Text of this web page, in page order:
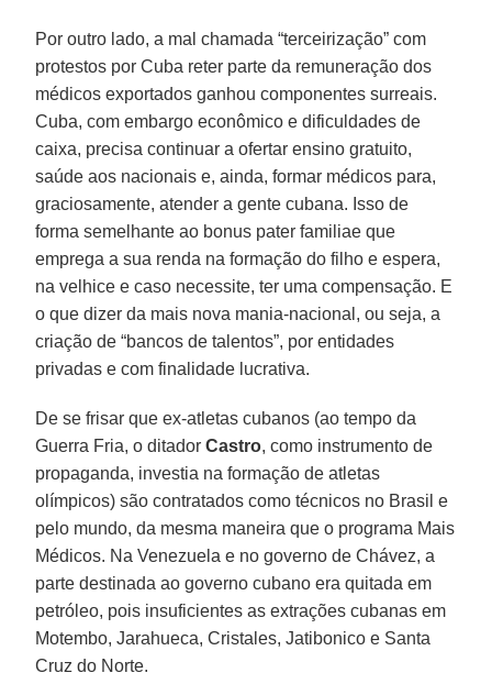
Por outro lado, a mal chamada “terceirização” com
protestos por Cuba reter parte da remuneração dos
médicos exportados ganhou componentes surreais.
Cuba, com embargo econômico e dificuldades de
caixa, precisa continuar a ofertar ensino gratuito,
saúde aos nacionais e, ainda, formar médicos para,
graciosamente, atender a gente cubana. Isso de
forma semelhante ao bonus pater familiae que
emprega a sua renda na formação do filho e espera,
na velhice e caso necessite, ter uma compensação. E
o que dizer da mais nova mania-nacional, ou seja, a
criação de “bancos de talentos”, por entidades
privadas e com finalidade lucrativa.
De se frisar que ex-atletas cubanos (ao tempo da
Guerra Fria, o ditadorCastro, como instrumento de
propaganda, investia na formação de atletas
olímpicos) são contratados como técnicos no Brasil e
pelo mundo, da mesma maneira que o programa Mais
Médicos. Na Venezuela e no governo de Chávez, a
parte destinada ao governo cubano era quitada em
petróleo, pois insuficientes as extrações cubanas em
Motembo, Jarahueca, Cristales, Jatibonico e Santa
Cruz do Norte.